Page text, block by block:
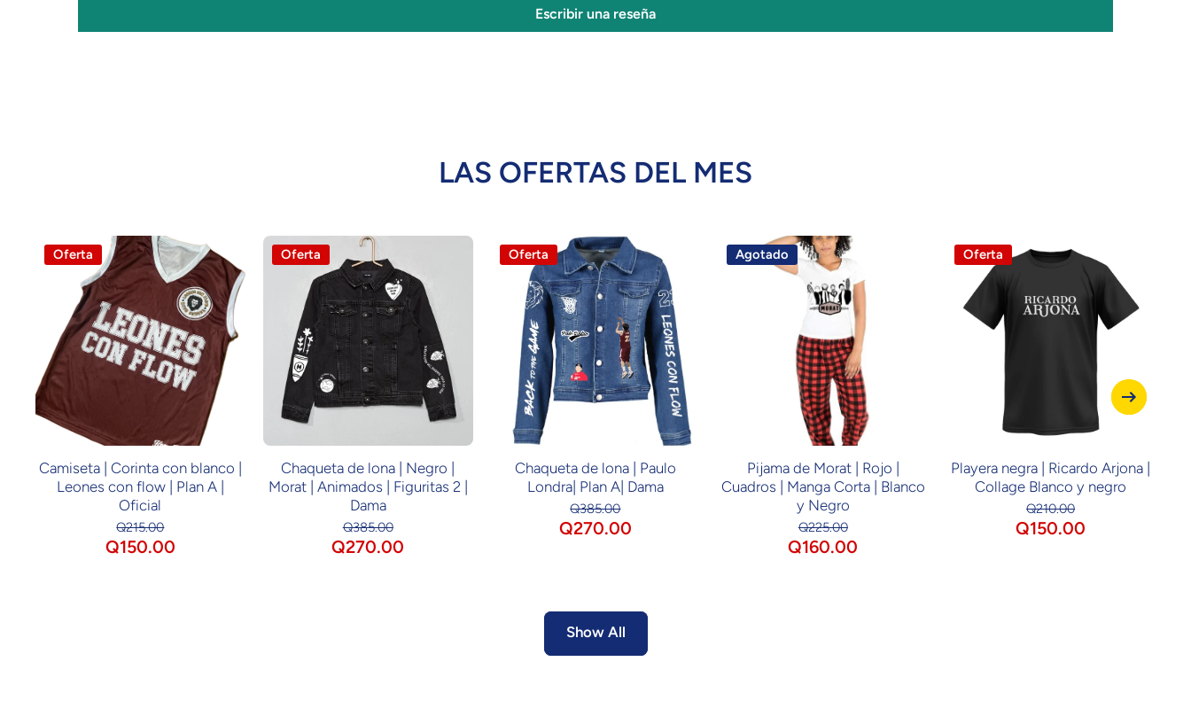
Escribir una reseña
LAS OFERTAS DEL MES
Oferta
Camiseta | Corinta con blanco |
Leones con flow | Plan A |
Oficial
Q215.00
Q150.00
Oferta
Chaqueta de lona | Negro |
Morat | Animados | Figuritas 2 |
Dama
Q385.00
Q270.00
Oferta
Chaqueta de lona | Paulo
Londra| Plan A| Dama
Q385.00
Q270.00
Agotado
Pijama de Morat | Rojo |
Cuadros | Manga Corta | Blanco
y Negro
Q225.00
Q160.00
Oferta
Playera negra | Ricardo Arjona |
Collage Blanco y negro
Q210.00
Q150.00
Show All